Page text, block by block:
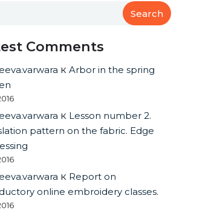
Search
Comments
кArbor in the spring
к Lesson number 2.
pattern on the fabric. Edge
к Report on
online embroidery classes.